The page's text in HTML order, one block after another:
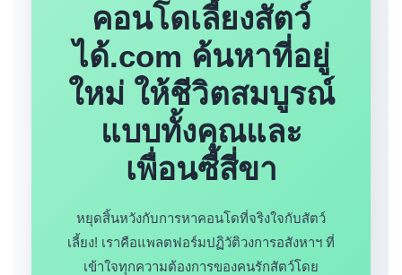
คอนโดเลี้ยงสัตว์
ได้.com ค้นหาที่อยู่
ใหม่ ให้ชีวิตสมบูรณ์
แบบทั้งคุณและ
เพื่อนซี้สี่ขา
หยุดสิ้นหวังกับการหาคอนโดที่จริงใจกับสัตว์
เลี้ยง! เราคือแพลตฟอร์มปฏิวัติวงการอสังหาฯ ที่
เข้าใจทุกความต้องการของคนรักสัตว์โดย